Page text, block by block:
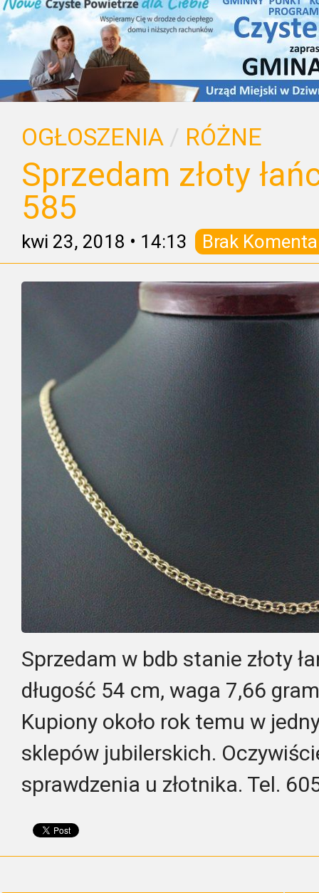
OGŁOSZENIA / RÓŻNE
Sprzedam złoty
585
kwi 23, 2018 • 14:13 Brak
Sprzedam w bdb stanie złoty
długość 54 cm, waga 7,66
Kupiony około rok temu w
sklepów jubilerskich.
sprawdzenia u złotnika. Tel.